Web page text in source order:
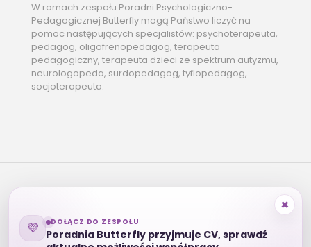
W ramach zespołu Poradni Psychologiczno-
Pedagogicznej Butterfly mogą Państwo liczyć na
pomoc następujących specjalistów: psychoterapeuta,
pedagog, oligofrenopedagog, terapeuta
pedagogiczny, terapeuta dzieci ze spektrum autyzmu,
neurologopeda, surdopedagog, tyflopedagog,
socjoterapeuta.
© 2023 Poradnia Psychologiczno-Pedagogiczna
Butterfly bymelonpoint.|Polityka prywatności
×
💜 DOŁĄCZ DO ZESPOŁU
Poradnia Butterfly przyjmuje CV, sprawdź